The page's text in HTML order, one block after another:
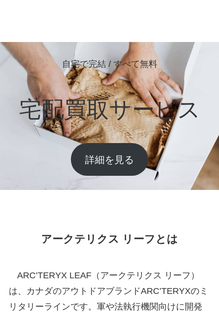
自宅で完結 / すべて無料
宅配買取サービス
詳細を見る
アークテリクス リーフとは
ARC’TERYX LEAF（アークテリクス リーフ）
は、カナダのアウトドアブランドARC’TERYXのミ
リタリーラインです。軍や法執行機関向けに開発